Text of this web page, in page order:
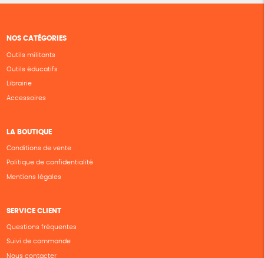
NOS CATÉGORIES
Outils militants
Outils éducatifs
Librairie
Accessoires
LA BOUTIQUE
Conditions de vente
Politique de confidentialité
Mentions légales
SERVICE CLIENT
Questions fréquentes
Suivi de commande
Nous contacter